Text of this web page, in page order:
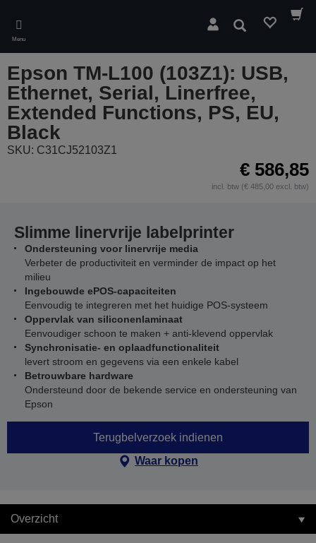
main
content
Menu
Zoeken
Epson TM-L100 (103Z1): USB,
Ethernet, Serial, Linerfree,
Extended Functions, PS, EU,
Black
SKU: C31CJ52103Z1
€ 586,85
incl. btw (€ 485,00 excl. btw)
Slimme linervrije labelprinter
Ondersteuning voor linervrije media
Verbeter de productiviteit en verminder de impact op het
milieu
Ingebouwde ePOS-capaciteiten
Eenvoudig te integreren met het huidige POS-systeem
Oppervlak van siliconenlaminaat
Eenvoudiger schoon te maken + anti-klevend oppervlak
Synchronisatie- en oplaadfunctionaliteit
levert stroom en gegevens via een enkele kabel
Betrouwbare hardware
Ondersteund door de bekende service en ondersteuning van
Epson
Terugbelverzoek indienen
Waar kopen
Overzicht